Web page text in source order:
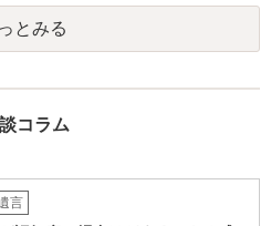
られます。 また、お祖母さんがお亡
る可能性がありますが、 その場合は
。 ３） 完全に拒否する方法はないか
族にあえて連絡をしてくる可能性
とみる
コラム
言